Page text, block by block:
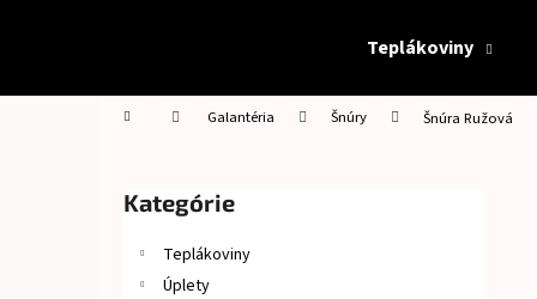
Teplákoviny
Domov Galantéria Šnúry Šnúra Ružová
Preskočiť
kategórie
Kategórie
Teplákoviny
Úplety
í
do
do